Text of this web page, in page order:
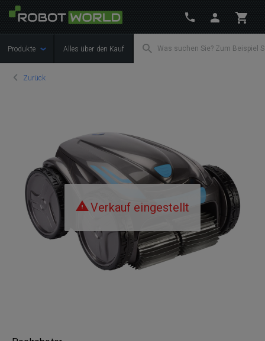
Produkte Alles über den Kauf
Zurück
Verkauf eingestellt